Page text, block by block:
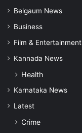
Belgaum News
Business
Film & Entertainment
Kannada News
Health
Karnataka News
Latest
Crime